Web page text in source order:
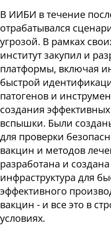
В ИИБИ в течение
отрабатывался
угрозой. В рамках
институт закупил и
платформы, включая
быстрой
патогенов и
создания
вспышки. Были
для проверки
вакцин и методов
разработана и
инфраструктура для
эффективного
вакцин - и все это в
условиях.